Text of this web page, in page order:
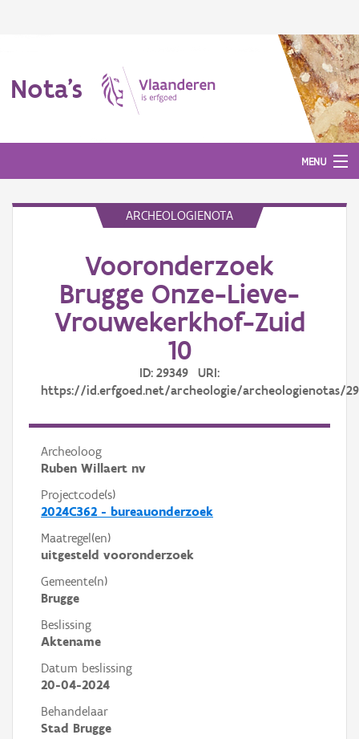
Nota's
MENU
ARCHEOLOGIENOTA
Vooronderzoek
Brugge Onze-Lieve-
Vrouwekerkhof-Zuid
10
ID: 29349 URI:
https://id.erfgoed.net/archeologie/archeologienotas/
Archeoloog
Ruben Willaert nv
Projectcode(s)
2024C362 - bureauonderzoek
Maatregel(en)
uitgesteld vooronderzoek
Gemeente(n)
Brugge
Beslissing
Aktename
Datum beslissing
20-04-2024
Behandelaar
Stad Brugge